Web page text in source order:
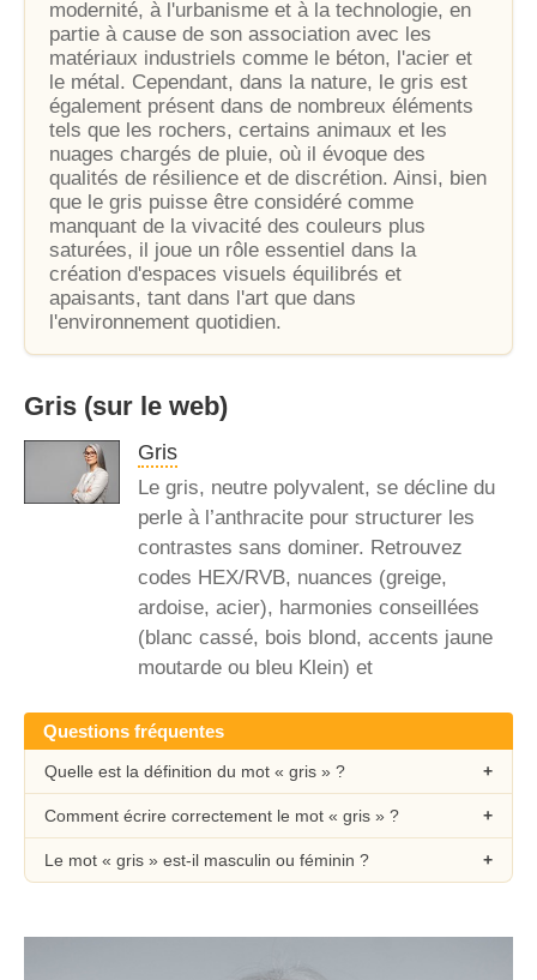
modernité, à l'urbanisme et à la technologie, en
partie à cause de son association avec les
matériaux industriels comme le béton, l'acier et
le métal. Cependant, dans la nature, le gris est
également présent dans de nombreux éléments
tels que les rochers, certains animaux et les
nuages chargés de pluie, où il évoque des
qualités de résilience et de discrétion. Ainsi, bien
que le gris puisse être considéré comme
manquant de la vivacité des couleurs plus
saturées, il joue un rôle essentiel dans la
création d'espaces visuels équilibrés et
apaisants, tant dans l'art que dans
l'environnement quotidien.
Gris (sur le web)
Gris
Le gris, neutre polyvalent, se décline du
perle à l’anthracite pour structurer les
contrastes sans dominer. Retrouvez
codes HEX/RVB, nuances (greige,
ardoise, acier), harmonies conseillées
(blanc cassé, bois blond, accents jaune
moutarde ou bleu Klein) et
Questions fréquentes
Quelle est la définition du mot « gris » ?
Comment écrire correctement le mot « gris » ?
Le mot « gris » est-il masculin ou féminin ?